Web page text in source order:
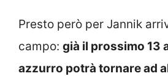
Presto però per Jannik
campo: già il prossimo 13
azzurro potrà tornare ad